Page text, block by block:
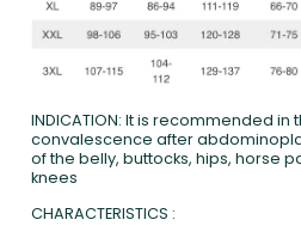
INDICATION: It is recommended in
convalescence after
of the belly, buttocks, hips, horse
knees
CHARACTERISTICS :